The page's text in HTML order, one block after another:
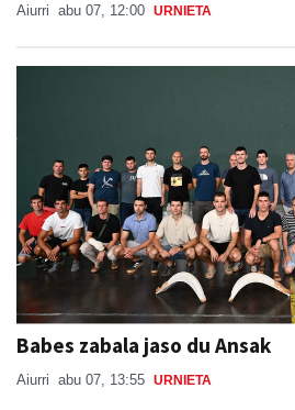
Aiurri abu 07, 12:00 URNIETA
Babes zabala jaso du Ansak
Aiurri abu 07, 13:55 URNIETA